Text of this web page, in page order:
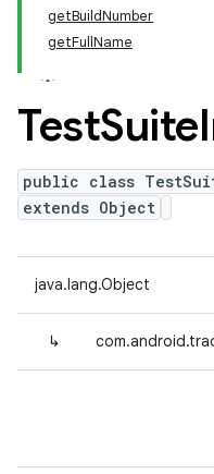
getBuildNumber
getFullName
TestSuite
public class
extends Object
java.lang.Object
↳